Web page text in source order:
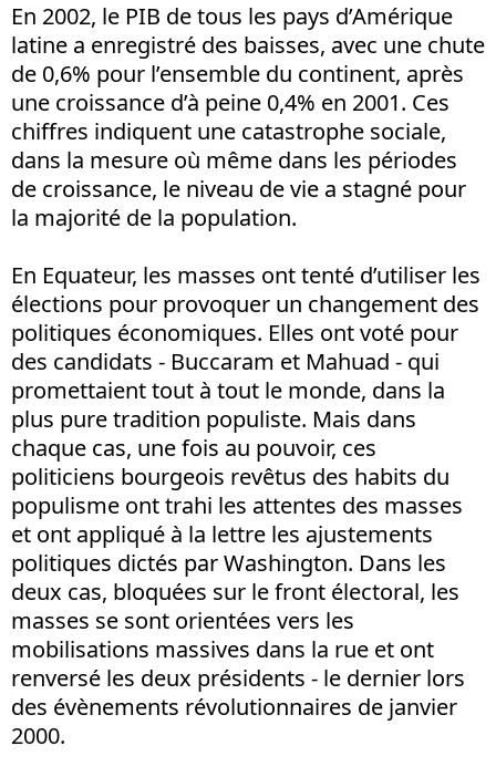
En 2002, le PIB de tous les pays d’Amérique
latine a enregistré des baisses, avec une chute
de 0,6% pour l’ensemble du continent, après
une croissance d’à peine 0,4% en 2001. Ces
chiffres indiquent une catastrophe sociale,
dans la mesure où même dans les périodes
de croissance, le niveau de vie a stagné pour
la majorité de la population.
En Equateur, les masses ont tenté d’utiliser les
élections pour provoquer un changement des
politiques économiques. Elles ont voté pour
des candidats - Buccaram et Mahuad - qui
promettaient tout à tout le monde, dans la
plus pure tradition populiste. Mais dans
chaque cas, une fois au pouvoir, ces
politiciens bourgeois revêtus des habits du
populisme ont trahi les attentes des masses
et ont appliqué à la lettre les ajustements
politiques dictés par Washington. Dans les
deux cas, bloquées sur le front électoral, les
masses se sont orientées vers les
mobilisations massives dans la rue et ont
renversé les deux présidents - le dernier lors
des évènements révolutionnaires de janvier
2000.